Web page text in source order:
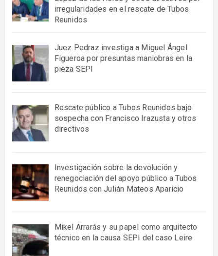
irregularidades en el rescate de Tubos
Reunidos
Juez Pedraz investiga a Miguel Ángel
Figueroa por presuntas maniobras en la
pieza SEPI
Rescate público a Tubos Reunidos bajo
sospecha con Francisco Irazusta y otros
directivos
Investigación sobre la devolución y
renegociación del apoyo público a Tubos
Reunidos con Julián Mateos Aparicio
Mikel Arrarás y su papel como arquitecto
técnico en la causa SEPI del caso Leire